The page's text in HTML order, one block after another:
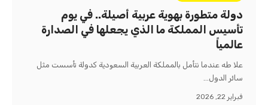
دولة متطورة بهوية عربية أصيلة.. في يوم
تأسيس المملكة ما الذي يجعلها في الصدارة
عالمياً
علا طه عندما نتأمل بالمملكة العربية السعودية كدولة تأسست مثل
سائر الدول…
فبراير 22, 2026